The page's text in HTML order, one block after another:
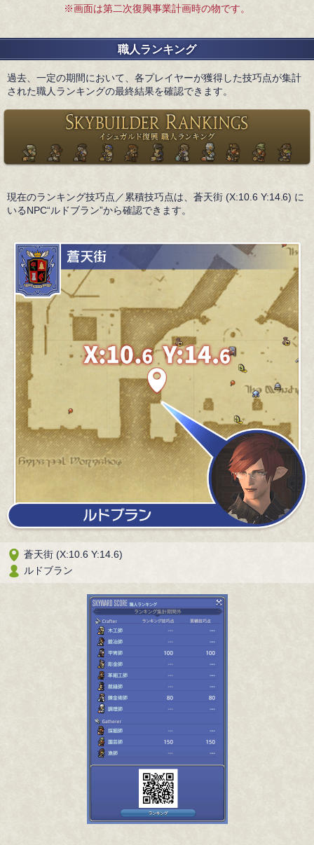
※画面は第二次復興事業計画時の物です。
職人ランキング
過去、一定の期間において、各プレイヤーが獲得した技巧点が集計
された職人ランキングの最終結果を確認できます。
現在のランキング技巧点／累積技巧点は、蒼天街 (X:10.6 Y:14.6) に
いるNPC“ルドブラン”から確認できます。
蒼天街 (X:10.6 Y:14.6)
ルドブラン